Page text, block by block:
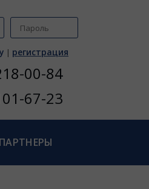
| регистрация
00-84
67-23
ПАРТНЕРЫ